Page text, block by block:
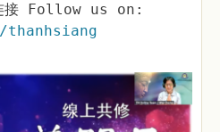
连接 Follow us on: